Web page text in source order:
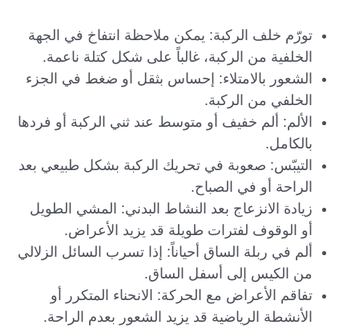
تورّم خلف الركبة: يمكن ملاحظة انتفاخ في الجهة
الخلفية من الركبة، غالباً على شكل كتلة ناعمة.
الشعور بالامتلاء: إحساس بثقل أو ضغط في الجزء
الخلفي من الركبة.
الألم: ألم خفيف أو متوسط عند ثني الركبة أو فردها
بالكامل.
التيبّس: صعوبة في تحريك الركبة بشكل طبيعي بعد
الراحة أو في الصباح.
زيادة الانزعاج بعد النشاط البدني: المشي الطويل
أو الوقوف لفترات طويلة قد يزيد الأعراض.
ألم في ربلة الساق أحياناً: إذا تسرب السائل الزلالي
من الكيس إلى أسفل الساق.
تفاقم الأعراض مع الحركة: الانحناء المتكرر أو
الأنشطة الرياضية قد يزيد الشعور بعدم الراحة.